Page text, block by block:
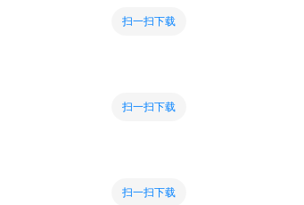
扫一扫下载
扫一扫下载
扫一扫下载